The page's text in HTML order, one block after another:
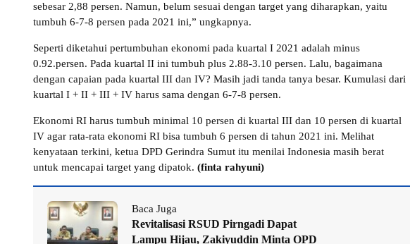
sebesar 2,88 persen. Namun, belum sesuai dengan target yang diharapkan, yaitu
tumbuh 6-7-8 persen pada 2021 ini,” ungkapnya.
Seperti diketahui pertumbuhan ekonomi pada kuartal I 2021 adalah minus
0.92.persen. Pada kuartal II ini tumbuh plus 2.88-3.10 persen. Lalu, bagaimana
dengan capaian pada kuartal III dan IV? Masih jadi tanda tanya besar. Kumulasi dari
kuartal I + II + III + IV harus sama dengan 6-7-8 persen.
Ekonomi RI harus tumbuh minimal 10 persen di kuartal III dan 10 persen di kuartal
IV agar rata-rata ekonomi RI bisa tumbuh 6 persen di tahun 2021 ini. Melihat
kenyataan terkini, ketua DPD Gerindra Sumut itu menilai Indonesia masih berat
untuk mencapai target yang dipatok. (finta rahyuni)
Baca Juga
Revitalisasi RSUD Pirngadi Dapat
Lampu Hijau, Zakiyuddin Minta OPD